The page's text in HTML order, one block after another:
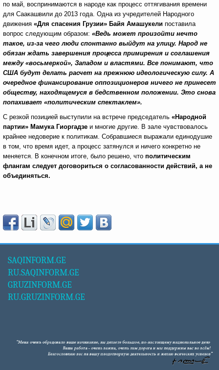
по май, воспринимаются в народе как процесс оттягивания времени
для Саакашвили до 2013 года. Одна из учредителей Народного
движения «Для спасения Грузии» Байя Амашукели поставила
вопрос следующим образом: «Ведь может произойти нечто
такое, из-за чего люди спонтанно выйдут на улицу. Народ не
обязан ждать завершения процесса примирения и соглашения
между «восьмеркой», Западом и властями. Все понимают, что
США будут делать расчет на прежнюю идеологическую силу. А
очередное финансирование оппозиционеров ничего не принесет
обществу, находящемуся в бедственном положении. Это снова
попахивает «политическим спектаклем».
С резкой позицией выступили на встрече председатель «Народной
партии» Мамука Гиоргадзе и многие другие. В зале чувствовалось
крайнее недоверие к политикам. Собравшиеся выражали единодушие
в том, что время идет, а процесс затянулся и ничего конкретно не
меняется. В конечном итоге, было решено, что политическим
флангам следует договориться о согласованности действий, а не
объединяться.
SAQINFORM.GE
RU.SAQINFORM.GE
GRUZINFORM.GE
RU.GRUZINFORM.GE